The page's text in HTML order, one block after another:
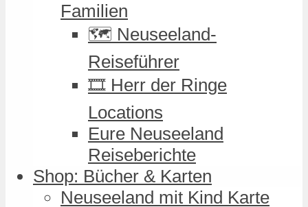
Familien
🗺️ Neuseeland-
Reiseführer
🎞️ Herr der Ringe
Locations
Eure Neuseeland
Reiseberichte
Shop: Bücher & Karten
Neuseeland mit Kind Karte